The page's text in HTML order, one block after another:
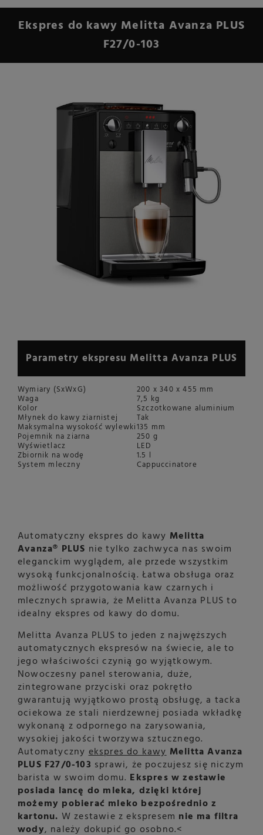
Ekspres do kawy Melitta Avanza PLUS
F27/0-103
Parametry ekspresu Melitta Avanza PLUS
Wymiary (SxWxG) 200 x 340 x 455 mm
Waga 7,5 kg
Kolor Szczotkowane aluminium
Młynek do kawy ziarnistej Tak
Maksymalna wysokość wylewki135 mm
Pojemnik na ziarna 250 g
Wyświetlacz LED
Zbiornik na wodę 1.5 l
System mleczny Cappuccinatore
Automatyczny ekspres do kawy Melitta
Avanza® PLUS nie tylko zachwyca nas swoim
eleganckim wyglądem, ale przede wszystkim
wysoką funkcjonalnością. Łatwa obsługa oraz
możliwość przygotowania kaw czarnych i
mlecznych sprawia, że Melitta Avanza PLUS to
idealny ekspres od kawy do domu.
Melitta Avanza PLUS to jeden z najwęższych
automatycznych ekspresów na świecie, ale to
jego właściwości czynią go wyjątkowym.
Nowoczesny panel sterowania, duże,
zintegrowane przyciski oraz pokrętło
gwarantują wyjątkowo prostą obsługę, a tacka
ociekowa ze stali nierdzewnej posiada wkładkę
wykonaną z odpornego na zarysowania,
wysokiej jakości tworzywa sztucznego.
Automatycznyekspres do kawy Melitta Avanza
PLUS F27/0-103 sprawi, że poczujesz się niczym
barista w swoim domu. Ekspres w zestawie
posiada lancę do mleka, dzięki której
możemy pobierać mleko bezpośrednio z
kartonu. W zestawie z ekspresem nie ma filtra
wody, należy dokupić go osobno.<